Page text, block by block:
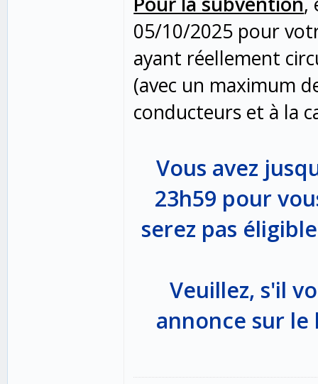
05/10/2025 pour
ayant réellement
(avec un maximum
conducteurs et à la
Vous avez
23h59 pour
serez pas
Veuillez, s'il
annonce sur